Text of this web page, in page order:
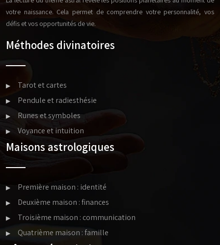
votre naissance. Cela permet de comprendre votre personnalité, vos
défis et vos opportunités de vie.
Méthodes divinatoires
Tarot et cartes
Pendule et radiesthésie
Runes et symboles
Voyance et intuition
Maisons astrologiques
Première maison : identité
Deuxième maison : finances
Troisième maison : communication
Quatrième maison : famille